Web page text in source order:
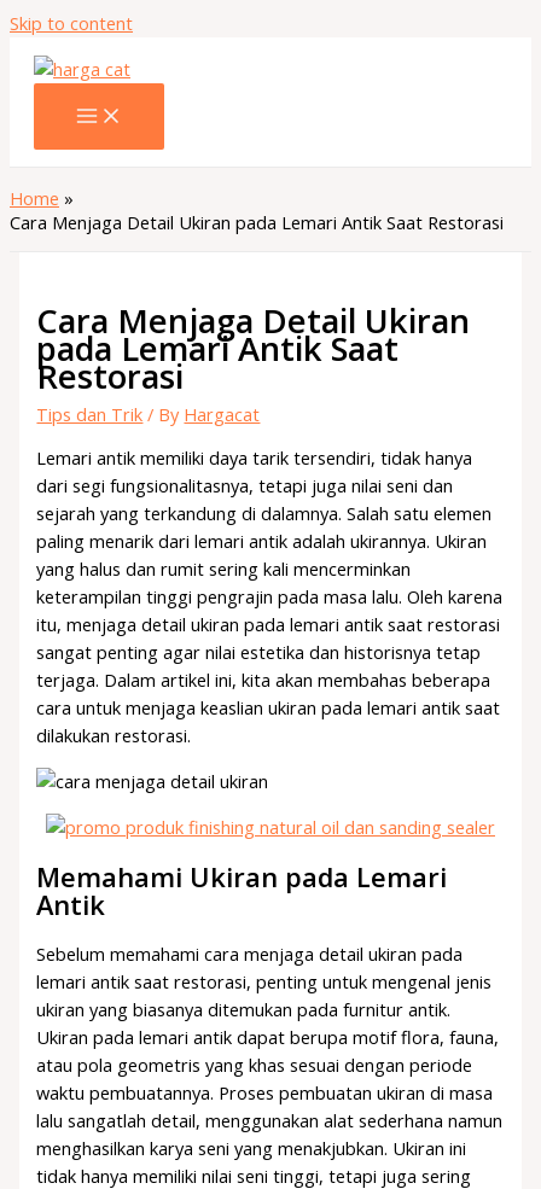
Skip to content
Home
Cara Menjaga Detail Ukiran pada Lemari Antik Saat Restorasi
Cara Menjaga Detail Ukiran
pada Lemari Antik Saat
Restorasi
Tips dan Trik / By Hargacat
Lemari antik memiliki daya tarik tersendiri, tidak hanya
dari segi fungsionalitasnya, tetapi juga nilai seni dan
sejarah yang terkandung di dalamnya. Salah satu elemen
paling menarik dari lemari antik adalah ukirannya. Ukiran
yang halus dan rumit sering kali mencerminkan
keterampilan tinggi pengrajin pada masa lalu. Oleh karena
itu, menjaga detail ukiran pada lemari antik saat restorasi
sangat penting agar nilai estetika dan historisnya tetap
terjaga. Dalam artikel ini, kita akan membahas beberapa
cara untuk menjaga keaslian ukiran pada lemari antik saat
dilakukan restorasi.
Memahami Ukiran pada Lemari
Antik
Sebelum memahami cara menjaga detail ukiran pada
lemari antik saat restorasi, penting untuk mengenal jenis
ukiran yang biasanya ditemukan pada furnitur antik.
Ukiran pada lemari antik dapat berupa motif flora, fauna,
atau pola geometris yang khas sesuai dengan periode
waktu pembuatannya. Proses pembuatan ukiran di masa
lalu sangatlah detail, menggunakan alat sederhana namun
menghasilkan karya seni yang menakjubkan. Ukiran ini
tidak hanya memiliki nilai seni tinggi, tetapi juga sering